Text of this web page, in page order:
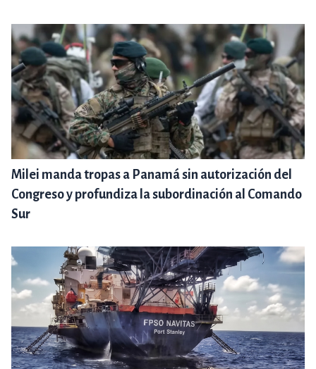
Milei manda tropas a Panamá sin autorización del
Congreso y profundiza la subordinación al Comando
Sur